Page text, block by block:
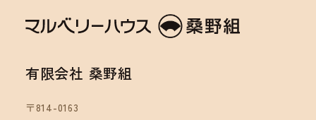
有限会社 桑野組
〒814-0163